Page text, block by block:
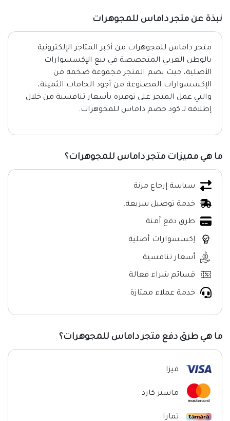
نبذة عن متجر داماس للمجوهرات
متجر داماس للمجوهرات من أكبر المتاجر الإلكترونية
بالوطن العربي المتخصصة في بيع الإكسسوارات
الأصلية، حيث يضم المتجر مجموعة ضخمة من
الإكسسوارات المصنوعة من أجود الخامات الثمينة،
والتي عمل المتجر على توفيره بأسعار تنافسية من خلال
إطلاقه لـ كود خصم داماس للمجوهرات.
ما هي مميزات متجر داماس للمجوهرات؟
سياسة إرجاع مرنة
خدمة توصيل سريعة.
طرق دفع آمنة
إكسسوارات أصلية
أسعار تنافسية
قسائم شراء فعالة
خدمة عملاء ممتازة
ما هي طرق دفع متجر داماس للمجوهرات؟
فيزا
ماستر كارد
تمارا